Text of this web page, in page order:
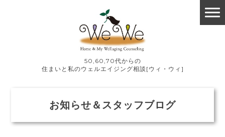
50,60,70代からの
住まいと私のウェルエイジング相談[ウィ・ウィ]
お知らせ＆スタッフブログ